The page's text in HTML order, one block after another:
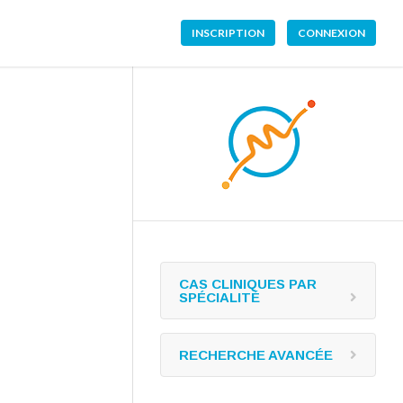
INSCRIPTION CONNEXION
CAS CLINIQUES PAR
SPÉCIALITÉ
RECHERCHE AVANCÉE